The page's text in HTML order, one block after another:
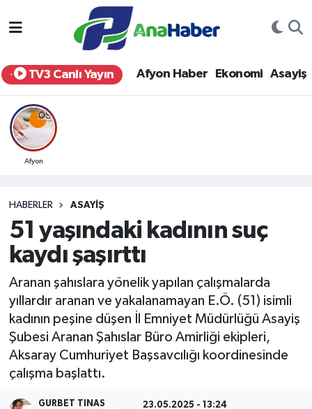
TV3 Canlı Yayın Afyon Haber Ekonomi Asayiş
Afyon
HABERLER ASAYIŞ
51 yaşındaki kadının suç
kaydı şaşırttı
Aranan şahıslara yönelik yapılan çalışmalarda
yıllardır aranan ve yakalanamayan E.Ö. (51) isimli
kadının peşine düşen İl Emniyet Müdürlüğü Asayiş
Şubesi Aranan Şahıslar Büro Amirliği ekipleri,
Aksaray Cumhuriyet Başsavcılığı koordinesinde
çalışma başlattı.
GURBET TINAS 23.05.2025 - 13:24
Yurt Haber
Afyon Haber
Ekonomi
Siyaset
Eğitim
Sağlık
Teknoloji
Kültür - Sanat
Yaşam
Afyonkarahisar Nöbetçi Eczaneler
Afyonkarahisar Hava Durumu
Afyonkarahisar Namaz Vakitleri
Afyonkarahisar Trafik Yoğunluk Haritası
Tüm Manşetler
Son Dakika Haberleri
Haber Arşivi